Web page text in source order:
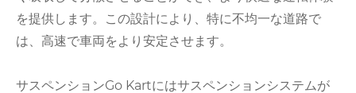
を提供します。この設計により、特に不均一な道路で
は、高速で車両をより安定させます。
サスペンションGo Kartにはサスペンションシステムが